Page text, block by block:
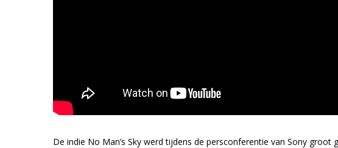
De indie No Man’s Sky werd tijdens de persconferentie van Sony groot